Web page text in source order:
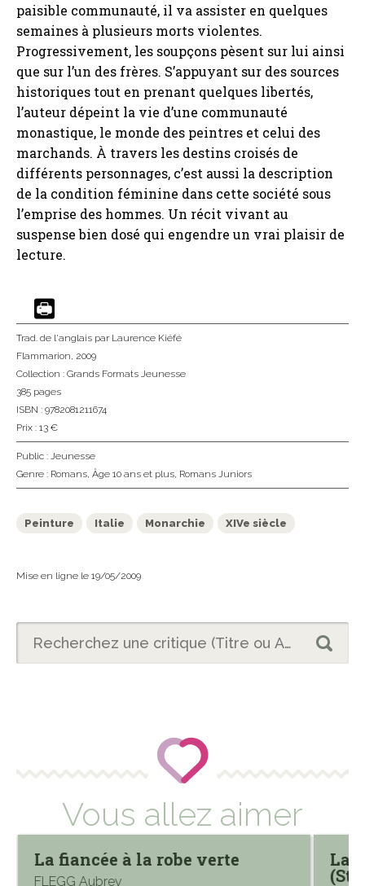
paisible communauté, il va assister en quelques
semaines à plusieurs morts violentes.
Progressivement, les soupçons pèsent sur lui ainsi
que sur l’un des frères. S’appuyant sur des sources
historiques tout en prenant quelques libertés,
l’auteur dépeint la vie d’une communauté
monastique, le monde des peintres et celui des
marchands. À travers les destins croisés de
différents personnages, c’est aussi la description
de la condition féminine dans cette société sous
l’emprise des hommes. Un récit vivant au
suspense bien dosé qui engendre un vrai plaisir de
lecture.
Trad. de l'anglais par Laurence Kiéfé
Flammarion, 2009
Collection : Grands Formats Jeunesse
385 pages
ISBN : 9782081211674
Prix : 13 €
Public : Jeunesse
Genre : Romans, Âge 10 ans et plus, Romans Juniors
Peinture Italie Monarchie XIVe siècle
Mise en ligne le 19/05/2009
Vous allez aimer
La fiancée à la robe verte
FLEGG Aubrey
La